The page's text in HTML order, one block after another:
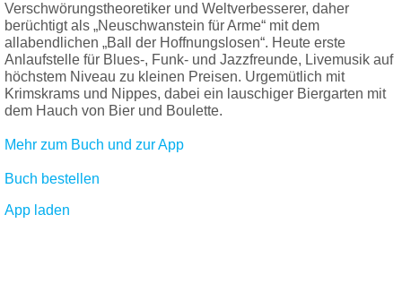
Verschwörungstheoretiker und Weltverbesserer, daher
berüchtigt als „Neuschwanstein für Arme“ mit dem
allabendlichen „Ball der Hoffnungslosen“. Heute erste
Anlaufstelle für Blues-, Funk- und Jazzfreunde, Livemusik auf
höchstem Niveau zu kleinen Preisen. Urgemütlich mit
Krimskrams und Nippes, dabei ein lauschiger Biergarten mit
dem Hauch von Bier und Boulette.
Mehr zum Buch und zur App
Buch bestellen
App laden